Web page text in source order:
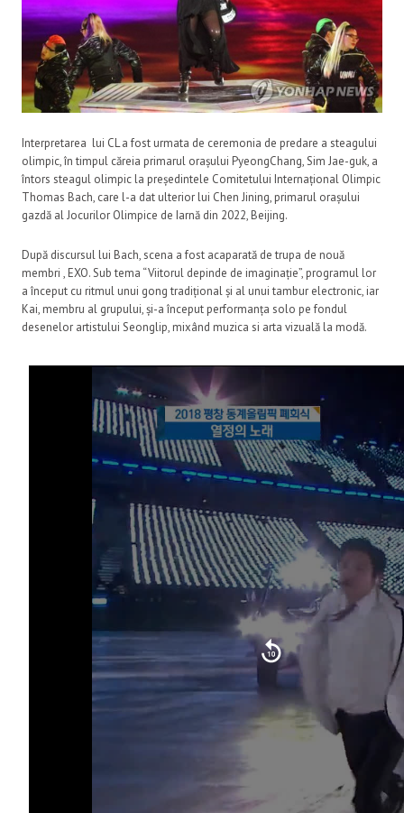
Interpretarea lui CL a fost urmata de ceremonia de predare a steagului
olimpic, în timpul căreia primarul orașului PyeongChang, Sim Jae-guk, a
întors steagul olimpic la președintele Comitetului Internațional Olimpic
Thomas Bach, care l-a dat ulterior lui Chen Jining, primarul orașului
gazdă al Jocurilor Olimpice de Iarnă din 2022, Beijing.
După discursul lui Bach, scena a fost acaparată de trupa de nouă
membri , EXO. Sub tema “Viitorul depinde de imaginație”, programul lor
a început cu ritmul unui gong tradițional și al unui tambur electronic, iar
Kai, membru al grupului, și-a început performanța solo pe fondul
desenelor artistului Seonglip, mixând muzica si arta vizuală la modă.